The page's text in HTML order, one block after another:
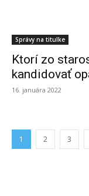
Správy na titulke
Ktorí zo
kandidovať
16. januára 2022
1 2 3